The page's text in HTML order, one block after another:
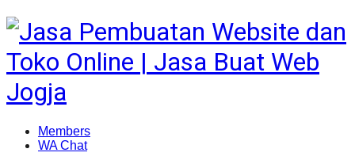
Members
WA Chat